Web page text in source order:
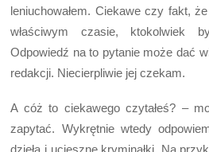
leniuchowałem. Ciekawe czy fakt,
właściwym czasie, ktokolwiek
Odpowiedź na to pytanie może dać
redakcji. Niecierpliwie jej czekam.
A cóż to ciekawego czytałeś? –
zapytać. Wykrętnie wtedy